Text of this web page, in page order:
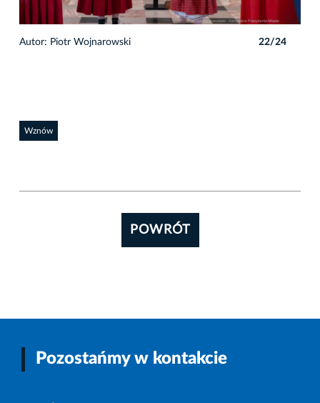
Autor: Piotr Wojnarowski 22/24
Wznów
POWRÓT
Pozostańmy w kontakcie